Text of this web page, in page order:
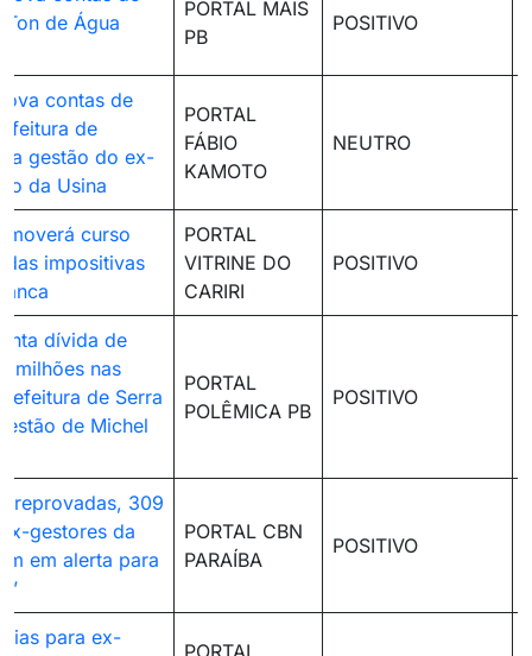
de Água
PORTAL MAIS
PB
POSITIVO
contas de
de
gestão do ex-
da Usina
PORTAL
FÁBIO
KAMOTO
NEUTRO
curso
impositivas
PORTAL
VITRINE DO
CARIRI
POSITIVO
dívida de
milhões nas
de Serra
de Michel
PORTAL
POLÊMICA PB
POSITIVO
reprovadas, 309
gestores da
em alerta para
PORTAL CBN
PARAÍBA
POSITIVO
para ex-
PORTAL